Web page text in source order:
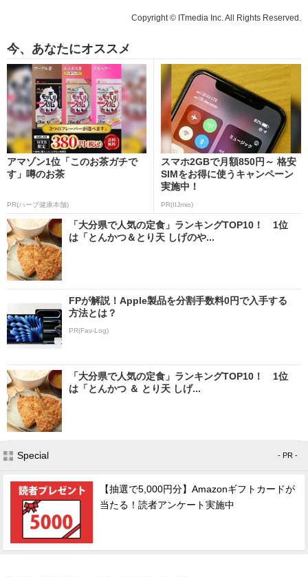
Copyright © ITmedia Inc. All Rights Reserved.
今、あなたにオススメ
アマゾン1位「このお茶ガチで
す」噂のお茶
PR(ハーブ健康本舗)
スマホ2GBで月額850円～ 格安
SIMをお得に使うキャンペーン
実施中！
PR(IIJmio)
「大分県で人気の定食」ランキングTOP10！ 1位
は「とんかつ＆とり天 しげのや...
FPが解説！Apple製品を分割手数料0円で入手する
方法とは？
PR(Fav-Log)
「大分県で人気の定食」ランキングTOP10！ 1位
は「とんかつ ＆ とり天 しげ...
Special - PR -
【抽選で5,000円分】Amazonギフトカードが
当たる！読者アンケート実施中